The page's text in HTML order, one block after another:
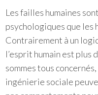
Les failles humaines
psychologiques que les
Contrairement à un
l’esprit humain est plus
sommes tous
ingénierie sociale